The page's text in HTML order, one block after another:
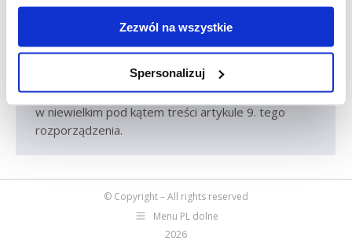
Zezwól na wszystkie
Spersonalizuj
Przyszła pora rozpocząć kolejny październikowy
tydzień, a wraz z nim czas omówić kolejny istotny
artykuł rozporządzenia 561. Tym razem
przybliżymy Ci tematykę przepraw promowych i
kolejowych, która została ściśle określona i zapisana
w niewielkim pod kątem treści artykule 9. tego
rozporządzenia.
© Copyright – All rights reserved
Menu PL dolne
2026